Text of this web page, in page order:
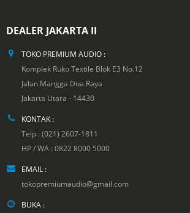
DEALER JAKARTA II
TOKO PREMIUM AUDIO :
Komplek Ruko Textile Blok E3 No.12
Jalan Mangga Dua Raya
Jakarta Utara - 14430
KONTAK :
Telp : (021) 2607-1811
HP / WA : 0822 8000 5000
EMAIL :
tokopremiumaudio@gmail.com
BUKA :